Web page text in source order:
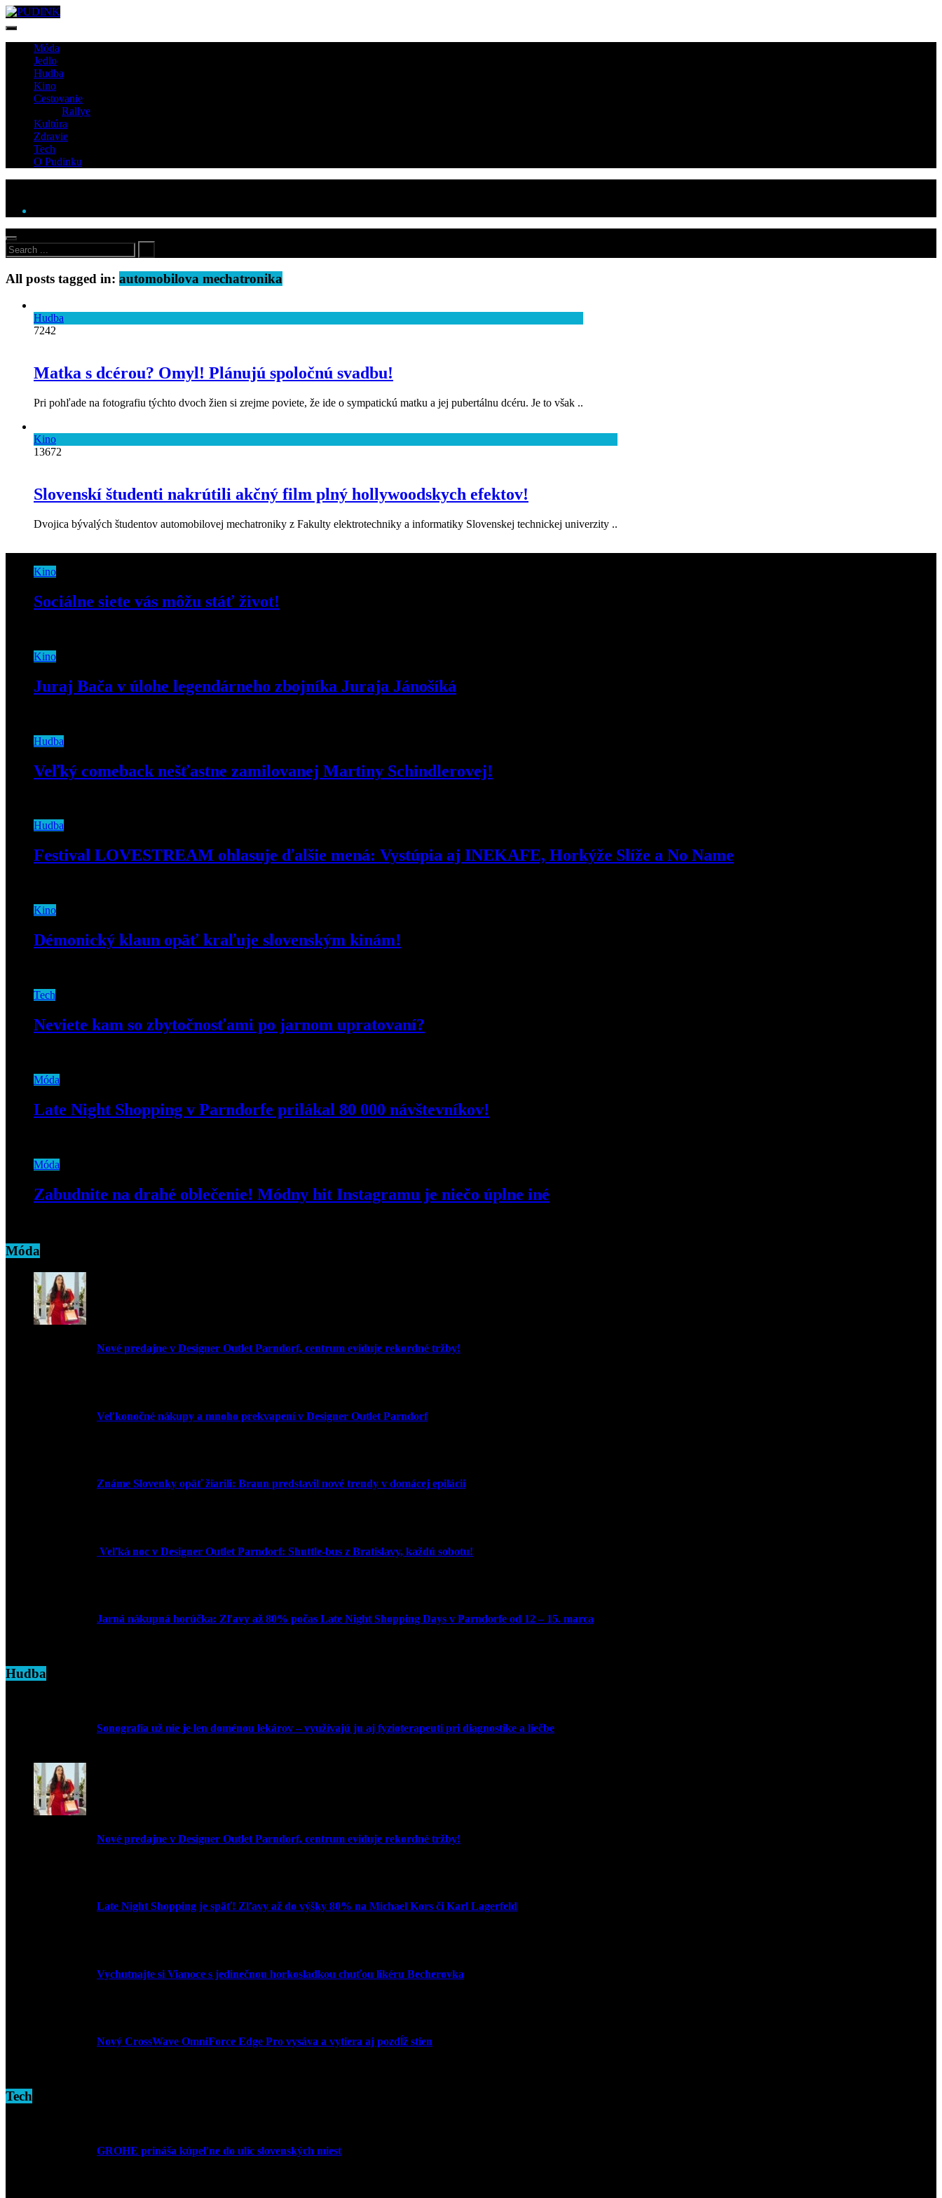
Móda
Jedlo
Hudba
Kino
Cestovanie
Rallye
Kultúra
Zdravie
Tech
O Pudinku
All posts tagged in: automobilova mechatronika
Hudba
7242
Matka s dcérou? Omyl! Plánujú spoločnú svadbu!
Pri pohľade na fotografiu týchto dvoch žien si zrejme poviete, že ide o sympatickú matku a jej pubertálnu dcéru. Je to však ..
Kino
13672
Slovenskí študenti nakrútili akčný film plný hollywoodskych efektov!
Dvojica bývalých študentov automobilovej mechatroniky z Fakulty elektrotechniky a informatiky Slovenskej technickej univerzity ..
Kino
Sociálne siete vás môžu stáť život!
Kino
Juraj Bača v úlohe legendárneho zbojníka Juraja Jánošíká
Hudba
Veľký comeback nešťastne zamilovanej Martiny Schindlerovej!
Hudba
Festival LOVESTREAM ohlasuje ďalšie mená: Vystúpia aj INEKAFE, Horkýže Slíže a No Name
Kino
Démonický klaun opäť kraľuje slovenským kinám!
Tech
Neviete kam so zbytočnosťami po jarnom upratovaní?
Móda
Late Night Shopping v Parndorfe prilákal 80 000 návštevníkov!
Móda
Zabudnite na drahé oblečenie! Módny hit Instagramu je niečo úplne iné
Móda
Nové predajne v Designer Outlet Parndorf, centrum eviduje rekordné tržby!
Veľkonočné nákupy a mnoho prekvapení v Designer Outlet Parndorf
Známe Slovenky opäť žiarili: Braun predstavil nové trendy v domácej epilácii
Veľká noc v Designer Outlet Parndorf: Shuttle-bus z Bratislavy, každú sobotu!
Jarná nákupná horúčka: Zľavy až 80% počas Late Night Shopping Days v Parndorfe od 12 – 15. marca
Hudba
Sonografia už nie je len doménou lekárov – využívajú ju aj fyzioterapeuti pri diagnostike a liečbe
Nové predajne v Designer Outlet Parndorf, centrum eviduje rekordné tržby!
Late Night Shopping je späť! Zľavy až do výšky 80% na Michael Kors či Karl Lagerfeld
Vychutnajte si Vianoce s jedinečnou horkosladkou chuťou likéru Becherovka
Nový CrossWave OmniForce Edge Pro vysáva a vytiera aj pozdĺž stien
Tech
GROHE prináša kúpeľne do ulíc slovenských miest